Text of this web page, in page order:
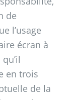
de
l’usage
écran à
en trois
de la